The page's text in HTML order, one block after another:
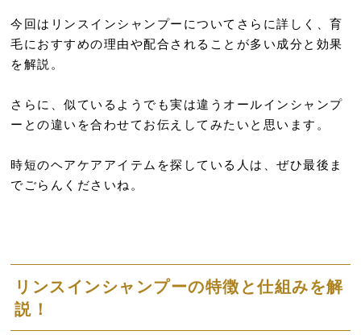
今回はリンスインシャンプーについてさらに詳しく、育
毛におすすめの理由や配合されることが多い成分と効果
を解説。
さらに、似ているようでも実は違うオールインシャンプ
ーとの違いを合わせてお伝えしてみたいと思います。
時短のヘアケアアイテムを探している人は、ぜひ最後ま
でごらんくださいね。
リンスインシャンプーの特徴と仕組みを解
説！